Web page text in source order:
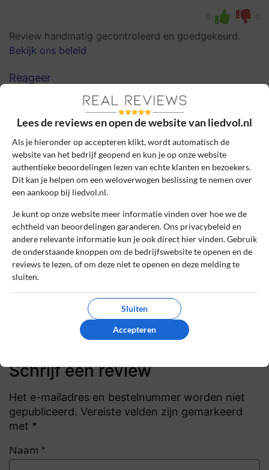
0 0
Review handmatig gecontroleerd en goedgekeurd.
Bekijk ons beleid
Reageer
Hannah Schouten 8 januari 2025, 17:27
Beoordeling: 8
Snel en verrassend uniek
Binnen tien minuten een uniek, persoonlijk
liedje ontvangen verraste echt iedereen.
Heel eenvoudig proces, verrassend veel
muziekstijlen, geweldig eindresultaat en
direct te delen.
Review handmatig gecontroleerd en goedgekeurd.
Schrijf een review
Het e-mailadres en bestelnummer worden niet
gepubliceerd. Vereiste velden zijn gemarkeerd
met *
Naam *
Lees de reviews en open de website van liedvol.nl
Als je hieronder op accepteren klikt, wordt automatisch de
website van het bedrijf geopend en kun je op onze website
authentieke beoordelingen lezen van echte klanten en bezoekers.
Dit kan je helpen om een weloverwogen beslissing te nemen over
een aankoop bij liedvol.nl.
Je kunt op onze website meer informatie vinden over hoe we de
echtheid van beoordelingen garanderen. Ons privacybeleid en
andere relevante informatie kun je ook direct hier vinden. Gebruik
de onderstaande knoppen om de bedrijfswebsite te openen en de
reviews te lezen, of om deze niet te openen en deze melding te
sluiten.
Sluiten
Accepteren